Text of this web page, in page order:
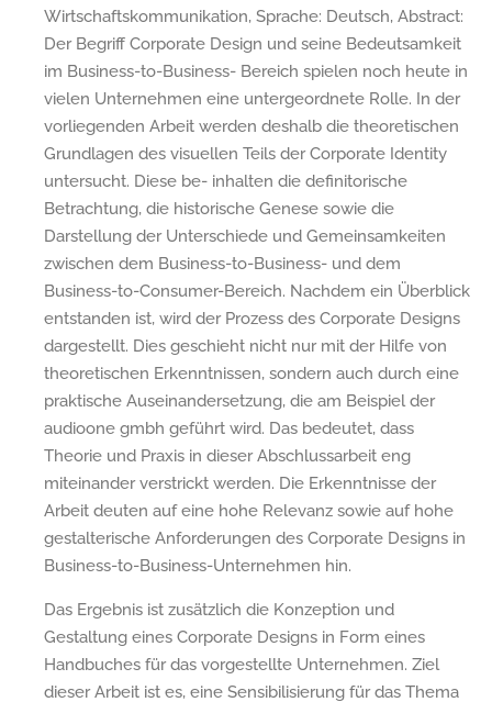
Wirtschaftskommunikation, Sprache: Deutsch, Abstract:
Der Begriff Corporate Design und seine Bedeutsamkeit
im Business-to-Business- Bereich spielen noch heute in
vielen Unternehmen eine untergeordnete Rolle. In der
vorliegenden Arbeit werden deshalb die theoretischen
Grundlagen des visuellen Teils der Corporate Identity
untersucht. Diese be- inhalten die definitorische
Betrachtung, die historische Genese sowie die
Darstellung der Unterschiede und Gemeinsamkeiten
zwischen dem Business-to-Business- und dem
Business-to-Consumer-Bereich. Nachdem ein Überblick
entstanden ist, wird der Prozess des Corporate Designs
dargestellt. Dies geschieht nicht nur mit der Hilfe von
theoretischen Erkenntnissen, sondern auch durch eine
praktische Auseinandersetzung, die am Beispiel der
audioone gmbh geführt wird. Das bedeutet, dass
Theorie und Praxis in dieser Abschlussarbeit eng
miteinander verstrickt werden. Die Erkenntnisse der
Arbeit deuten auf eine hohe Relevanz sowie auf hohe
gestalterische Anforderungen des Corporate Designs in
Business-to-Business-Unternehmen hin.
Das Ergebnis ist zusätzlich die Konzeption und
Gestaltung eines Corporate Designs in Form eines
Handbuches für das vorgestellte Unternehmen. Ziel
dieser Arbeit ist es, eine Sensibilisierung für das Thema